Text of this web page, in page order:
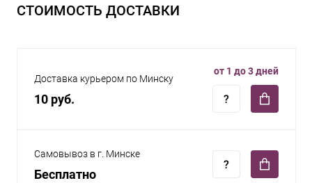
СТОИМОСТЬ ДОСТАВКИ
Доставка курьером по Минску
10 руб.
от 1 до 3 дней
Самовывоз в г. Минске
Бесплатно